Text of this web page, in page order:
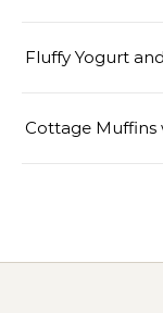
Fluffy Yogurt
Cottage Muffins